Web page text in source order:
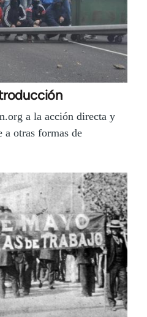
a la acción directa y
a otras formas de